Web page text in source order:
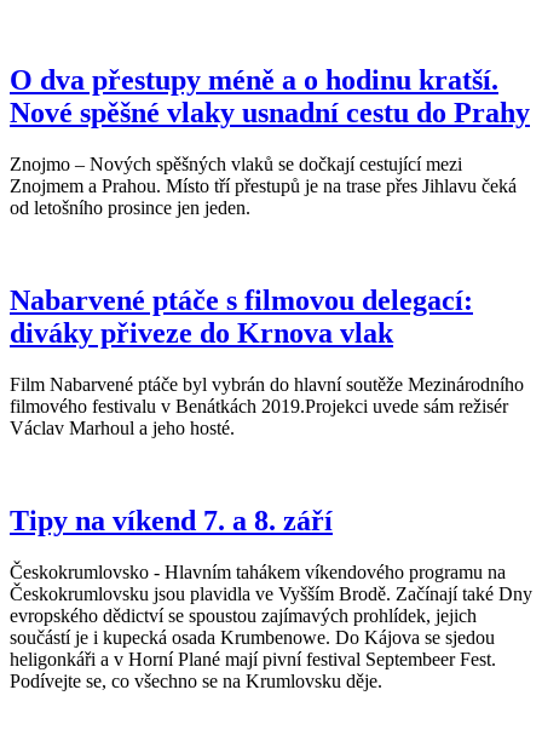
O dva přestupy méně a o hodinu kratší.
Nové spěšné vlaky usnadní cestu do Prahy
Znojmo – Nových spěšných vlaků se dočkají cestující mezi
Znojmem a Prahou. Místo tří přestupů je na trase přes Jihlavu čeká
od letošního prosince jen jeden.
Nabarvené ptáče s filmovou delegací:
diváky přiveze do Krnova vlak
Film Nabarvené ptáče byl vybrán do hlavní soutěže Mezinárodního
filmového festivalu v Benátkách 2019.Projekci uvede sám režisér
Václav Marhoul a jeho hosté.
Tipy na víkend 7. a 8. září
Českokrumlovsko - Hlavním tahákem víkendového programu na
Českokrumlovsku jsou plavidla ve Vyšším Brodě. Začínají také Dny
evropského dědictví se spoustou zajímavých prohlídek, jejich
součástí je i kupecká osada Krumbenowe. Do Kájova se sjedou
heligonkáři a v Horní Plané mají pivní festival Septembeer Fest.
Podívejte se, co všechno se na Krumlovsku děje.